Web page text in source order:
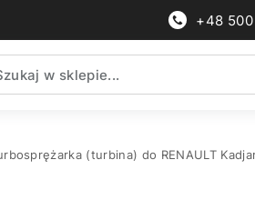
+48
(turbina) do RENAULT